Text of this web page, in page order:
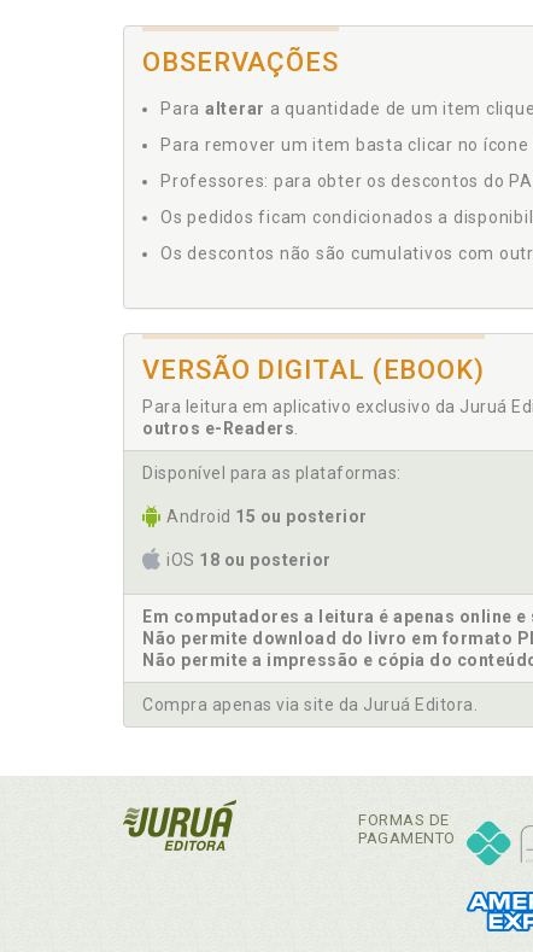
OBSERVAÇÕES
Para alterar a quantidade de um item
Para remover um item basta clicar no
Professores: para obter os descontos do
Os pedidos ficam condicionados a
Os descontos não são cumulativos com
VERSÃO DIGITAL (EBOOK)
Para leitura em aplicativo exclusivo da Juruá
outros e-Readers
Disponível para as plataformas:
Android 15 ou posterior
iOS 18 ou posterior
Em computadores a leitura é apenas online
Não permite download do livro em formato
Não permite a impressão e cópia do
Compra apenas via site da Juruá Editora.
FORMAS DE
PAGAMENTO